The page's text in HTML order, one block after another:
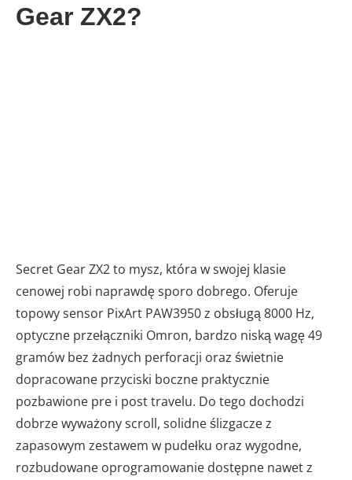
Gear ZX2?
Secret Gear ZX2 to mysz, która w swojej klasie
cenowej robi naprawdę sporo dobrego. Oferuje
topowy sensor PixArt PAW3950 z obsługą 8000 Hz,
optyczne przełączniki Omron, bardzo niską wagę 49
gramów bez żadnych perforacji oraz świetnie
dopracowane przyciski boczne praktycznie
pozbawione pre i post travelu. Do tego dochodzi
dobrze wyważony scroll, solidne ślizgacze z
zapasowym zestawem w pudełku oraz wygodne,
rozbudowane oprogramowanie dostępne nawet z